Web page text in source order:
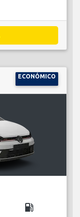
ECONÓMICO
local_gas_station